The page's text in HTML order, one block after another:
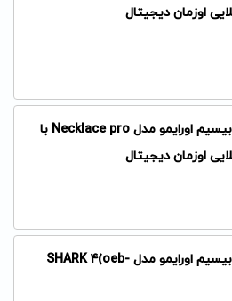
اوزمان دیجیتال
هندزفری بیسیم اورایمو مدل Necklace pro با
اوزمان دیجیتال
هندزفری بیسیم اورایمو مدل SHARK 4(oeb-